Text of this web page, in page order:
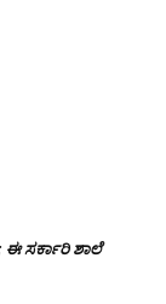
ಈ ಸರ್ಕಾರಿ ಶಾಲೆ